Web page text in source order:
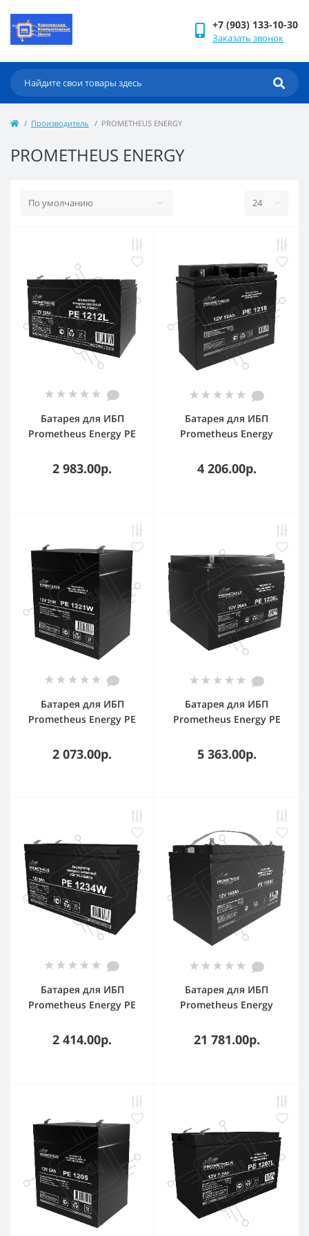
+7 (903) 133-10-30
Заказать звонок
Производитель PROMETHEUS ENERGY
PROMETHEUS ENERGY
Батарея для ИБП
Prometheus Energy PE
2 983.00р.
Батарея для ИБП
Prometheus Energy
4 206.00р.
Батарея для ИБП
Prometheus Energy PE
2 073.00р.
Батарея для ИБП
Prometheus Energy PE
5 363.00р.
Батарея для ИБП
Prometheus Energy PE
2 414.00р.
Батарея для ИБП
Prometheus Energy
21 781.00р.